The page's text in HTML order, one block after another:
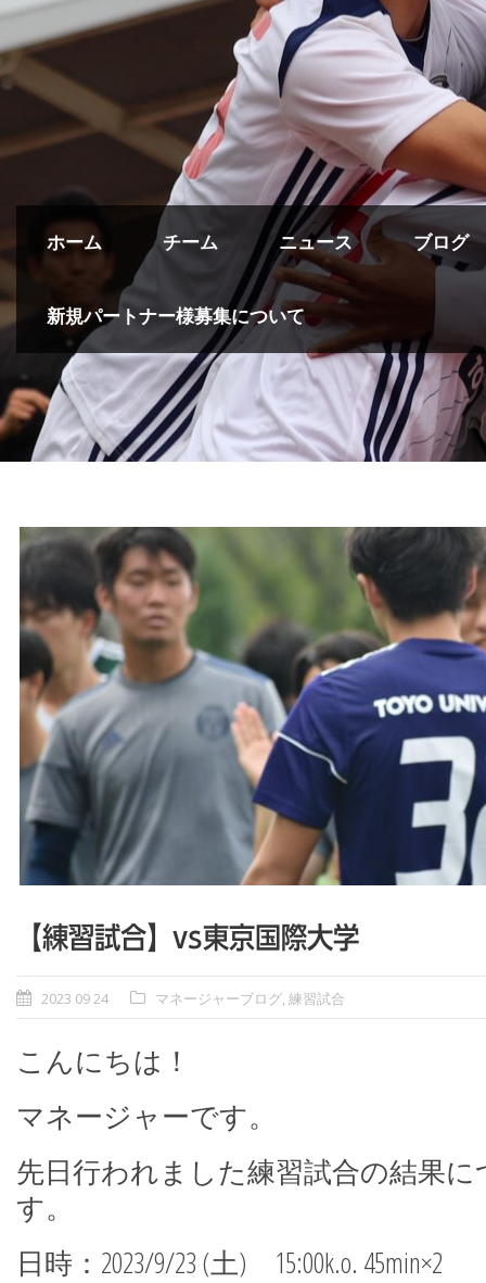
ホーム チーム ニュース ブログ
新規パートナー様募集について
【練習試合】vs東京国際大学
2023 09 24 マネージャーブログ, 練習試合
こんにちは！
マネージャーです。
先日行われました練習試合の結果
す。
日時：2023/9/23 (土) 15:00k.o. 45min×2